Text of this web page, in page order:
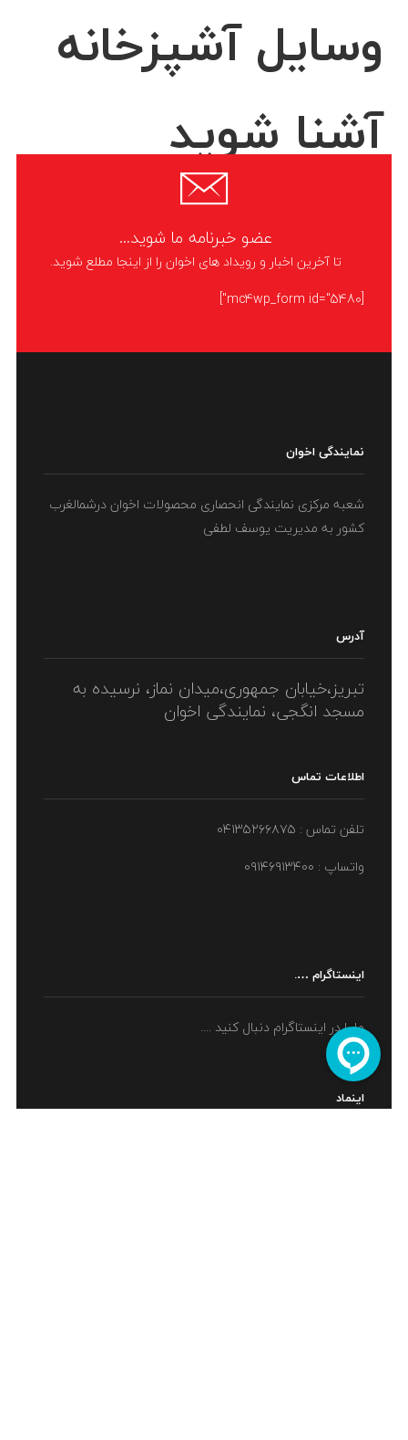
وسایل آشپزخانه
آشنا شوید
آشپزخانه مهم ترین بخش یک خانه است. اگر همه جای خانه کامل باشد ولی
ادامه مطلب
عضو خبرنامه ما شوید...
تا آخرین اخبار و رویداد های اخوان را از اینجا مطلع شوید.
[mc4wp_form id="5480"]
نمایندگی اخوان
شعبه مرکزی نمایندگی انحصاری محصولات اخوان درشمالغرب
کشور به مدیریت یوسف لطفی
آدرس
تبریز،خیابان جمهوری،میدان نماز، نرسیده به
مسجد انگجی، نمایندگی اخوان
اطلاعات تماس
تلفن تماس : ۰۴۱۳۵۲۶۶۸۷۵
واتساپ : ۰۹۱۴۶۹۱۳۴۰۰
اینستاگرام ….
ما را در اینستاگرام دنبال کنید ....
اینماد